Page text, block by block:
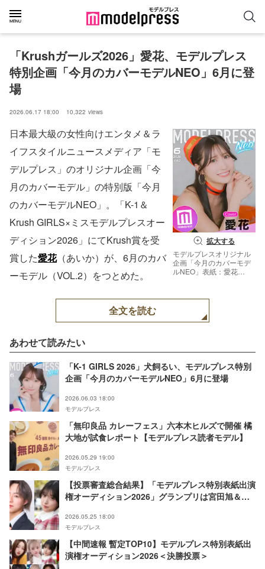
「Krushガールズ2026」愛花、モデルプレス
特別企画「今月のカバーモデルNEO」6月に登
場
2026.06.17 18:00 10,322 views
拡大する
モデルプレスオリジナル
企画「今月のカバーモデ
ルNEO」表紙：愛花
日本最大級の女性向けエンタメ＆ラ
イフスタイルニュースメディア「モ
デルプレス」のオリジナル企画「今
月のカバーモデル」の特別版「今月
のカバーモデルNEO」。「K-1＆
Krush GIRLS×ミスモデルプレスオー
ディション2026」にてKrush賞を受
賞した愛花（あいか）が、6月のカバ
ーモデル（VOL.2）をつとめた。
全文を読む
あわせて読みたい
「K-1 GIRLS 2026」犬飼るい、モデルプレス特別
企画「今月のカバーモデルNEO」6月に登場
2026.06.03 18:00
モデルプレス
「無印良品 カレーフェス」六本木ヒルズで開催 橘
大地が試食レポート【モデルプレス読者モデル】
2026.05.29 19:00
モデルプレス
【投票審査総合結果】「モデルプレス特別表紙出演
権オーディション2026」グランプリは宮田旭＆杏
2026.05.25 18:00
モデルプレス
【中間速報 暫定TOP10】モデルプレス特別表紙出
演権オーディション2026＜決勝投票＞